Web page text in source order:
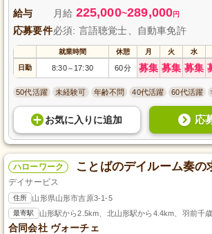
給与 月給 225,000~289,000円
応募要件必須: 言語聴覚士、自動車免許
就業時間 休憩 月 火 水
日勤 8:30～ 17:30 60分 募集 募集 募集
50代活躍 未経験可 年齢不問 40代活躍 60代活躍
お気に入り に追加 応
ハローワーク ことばのデイルーム奏の
デイサービス
住所 山形県山形市吉原3-1-5
最寄駅 山形駅から2.5km、北山形駅から4.4km、羽前千
合同会社 ヴォーチェ